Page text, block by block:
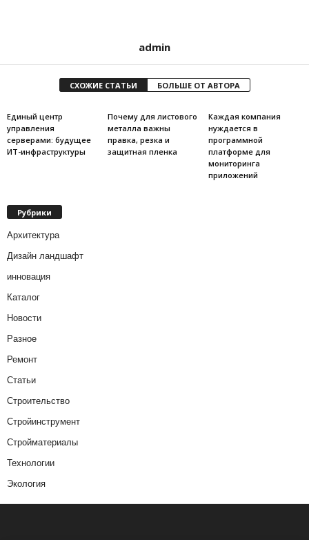
admin
СХОЖИЕ СТАТЬИ БОЛЬШЕ ОТ АВТОРА
Единый центр
управления
серверами: будущее
ИТ-инфраструктуры
Почему для листового
металла важны
правка, резка и
защитная пленка
Каждая компания
нуждается в
программной
платформе для
мониторинга
приложений
Рубрики
Архитектура
Дизайн ландшафт
инновация
Каталог
Новости
Разное
Ремонт
Статьи
Строительство
Стройинструмент
Стройматериалы
Технологии
Экология